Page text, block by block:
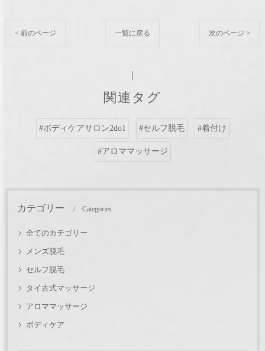
< 前のページ 一覧に戻る 次のページ >
関連タグ
#ボディケアサロン2do1 #セルフ脱毛 #着付け
#アロママッサージ
カテゴリー Categories
全てのカテゴリー
メンズ脱毛
セルフ脱毛
タイ古式マッサージ
アロママッサージ
ボディケア